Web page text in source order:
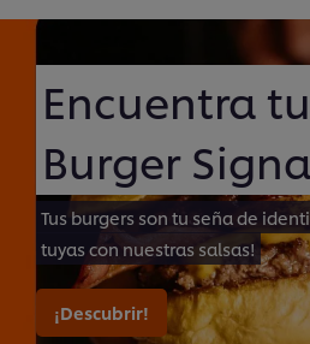
Encuentra tu
Burger
Tus burgers son tu seña de
tuyas con nuestras salsas!
¡Descubrir!